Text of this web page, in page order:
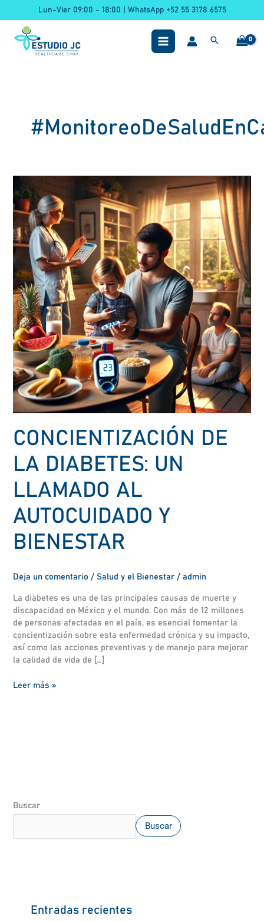
al
contenido
Lun-Vier 09:00 - 18:00 | WhatsApp +52 55 3178 6575
CONCIENTIZACIÓN DE
LA DIABETES: UN
LLAMADO AL
AUTOCUIDADO Y
BIENESTAR
Deja un comentario /Salud y el Bienestar /admin
La diabetes es una de las principales causas de muerte y
discapacidad en México y el mundo. Con más de 12 millones
de personas afectadas en el país, es esencial fomentar la
concientización sobre esta enfermedad crónica y su impacto,
así como las acciones preventivas y de manejo para mejorar
la calidad de vida de […]
DE
LA
DIABETES:
UN
LLAMADO
AL
AUTOCUIDADO
Y
BIENESTAR
Leer más »
Buscar
Buscar
Entradas recientes